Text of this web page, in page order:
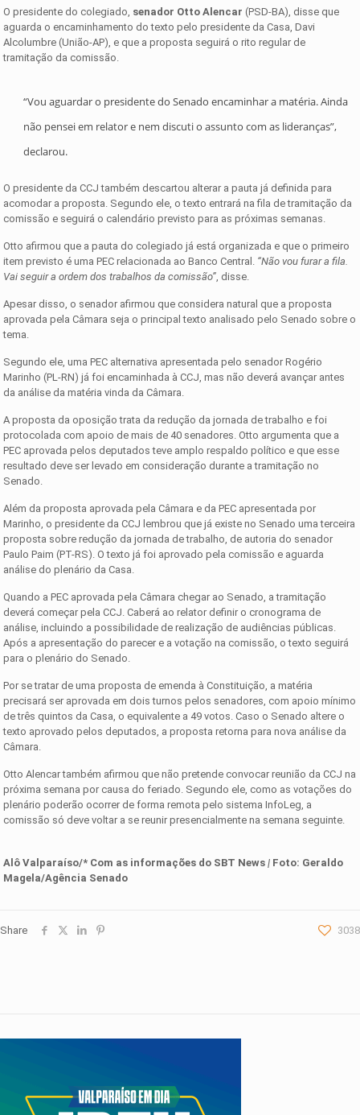
O presidente do colegiado, senador Otto Alencar (PSD-BA), disse que
aguarda o encaminhamento do texto pelo presidente da Casa, Davi
Alcolumbre (União-AP), e que a proposta seguirá o rito regular de
tramitação da comissão.
“Vou aguardar o presidente do Senado encaminhar a matéria. Ainda
não pensei em relator e nem discuti o assunto com as lideranças”,
declarou.
O presidente da CCJ também descartou alterar a pauta já definida para
acomodar a proposta. Segundo ele, o texto entrará na fila de tramitação da
comissão e seguirá o calendário previsto para as próximas semanas.
Otto afirmou que a pauta do colegiado já está organizada e que o primeiro
item previsto é uma PEC relacionada ao Banco Central. “Não vou furar a fila.
Vai seguir a ordem dos trabalhos da comissão” , disse.
Apesar disso, o senador afirmou que considera natural que a proposta
aprovada pela Câmara seja o principal texto analisado pelo Senado sobre o
tema.
Segundo ele, uma PEC alternativa apresentada pelo senador Rogério
Marinho (PL-RN) já foi encaminhada à CCJ, mas não deverá avançar antes
da análise da matéria vinda da Câmara.
A proposta da oposição trata da redução da jornada de trabalho e foi
protocolada com apoio de mais de 40 senadores. Otto argumenta que a
PEC aprovada pelos deputados teve amplo respaldo político e que esse
resultado deve ser levado em consideração durante a tramitação no
Senado.
Além da proposta aprovada pela Câmara e da PEC apresentada por
Marinho, o presidente da CCJ lembrou que já existe no Senado uma terceira
proposta sobre redução da jornada de trabalho, de autoria do senador
Paulo Paim (PT-RS). O texto já foi aprovado pela comissão e aguarda
análise do plenário da Casa.
Quando a PEC aprovada pela Câmara chegar ao Senado, a tramitação
deverá começar pela CCJ. Caberá ao relator definir o cronograma de
análise, incluindo a possibilidade de realização de audiências públicas.
Após a apresentação do parecer e a votação na comissão, o texto seguirá
para o plenário do Senado.
Por se tratar de uma proposta de emenda à Constituição, a matéria
precisará ser aprovada em dois turnos pelos senadores, com apoio mínimo
de três quintos da Casa, o equivalente a 49 votos. Caso o Senado altere o
texto aprovado pelos deputados, a proposta retorna para nova análise da
Câmara.
Otto Alencar também afirmou que não pretende convocar reunião da CCJ na
próxima semana por causa do feriado. Segundo ele, como as votações do
plenário poderão ocorrer de forma remota pelo sistema InfoLeg, a
comissão só deve voltar a se reunir presencialmente na semana seguinte.
Alô Valparaíso/* Com as informações d o SBT News | Foto: Geraldo
Magela/Agência Senado
Share 3038